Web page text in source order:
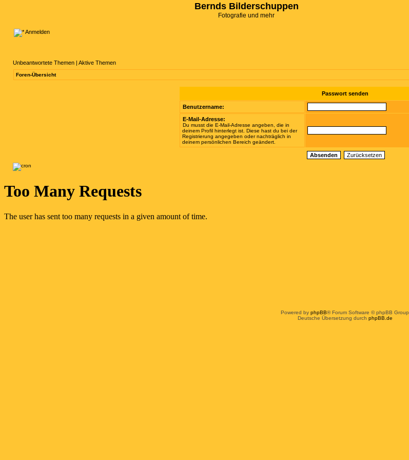
Bernds Bilderschuppen
Fotografie und mehr
Anmelden
Unbeantwortete Themen | Aktive Themen
Foren-Übersicht
Passwort senden
Benutzername:
E-Mail-Adresse:
Du musst die E-Mail-Adresse angeben, die in
deinem Profil hinterlegt ist. Diese hast du bei der
Registrierung angegeben oder nachträglich in
deinem persönlichen Bereich geändert.
Powered by phpBB® Forum Software © phpBB Group
Deutsche Übersetzung durch phpBB.de